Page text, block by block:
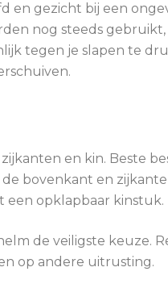
en gezicht bij een
nog steeds
tegen je slapen te
en kin. Beste
bovenkant en
opklapbaar kinstuk.
de veiligste keuze.
op andere uitrusting.